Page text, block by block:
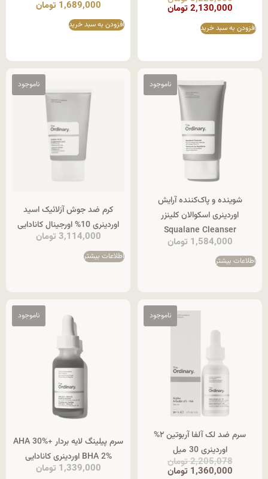
2,130,000 تومان
افزودن به سبد خرید
1,689,000 تومان
افزودن به سبد خرید
شوینده و پاک‌کننده آرایش
اوردینری اسکوالان کلینزر
Squalane Cleanser
1,584,000 تومان
اطلاعات بیشتر
کرم ضد جوش آزلائيک اسید
اوردینری 10% اورجینال کانادایی
3,114,000 تومان
اطلاعات بیشتر
سرم ضد لک آلفا آربوتین ۲%
اوردینری 30 میل
2,205,078تومان
1,360,000 تومان
سرم پیلینگ لایه بردار AHA 30%+
BHA 2% اوردینری کانادایی
1,339,000 تومان